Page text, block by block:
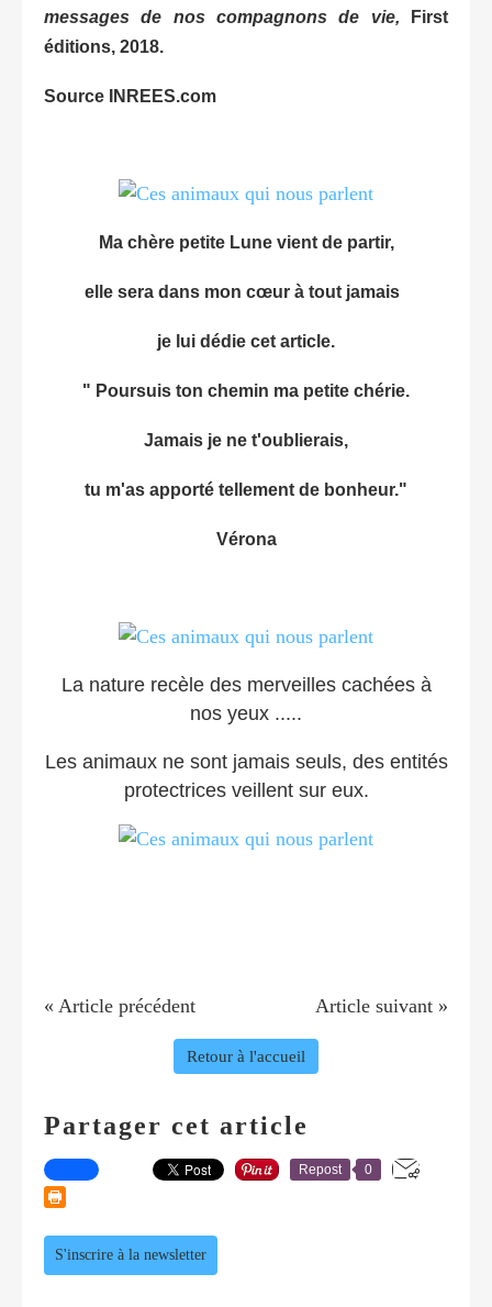
messages de nos compagnons de vie, First
éditions, 2018.
Source INREES.com
Ma chère petite Lune vient de partir,
elle sera dans mon cœur à tout jamais
je lui dédie cet article.
" Poursuis ton chemin ma petite chérie.
Jamais je ne t'oublierais,
tu m'as apporté tellement de bonheur."
Vérona
La nature recèle des merveilles cachées à
nos yeux .....
Les animaux ne sont jamais seuls, des entités
protectrices veillent sur eux.
« Article précédent Article suivant »
Retour à l'accueil
Partager cet article
Repost 0
S'inscrire à la newsletter